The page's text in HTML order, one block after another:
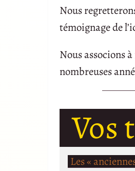
Nous
témoignage de
Nous associons
nombreuses
Vos
Les «